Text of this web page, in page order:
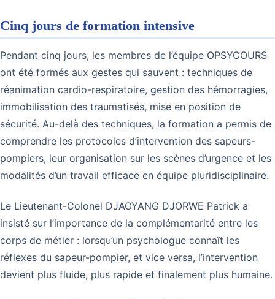
Cinq jours de formation intensive
Pendant cinq jours, les membres de l’équipe OPSYCOURS
ont été formés aux gestes qui sauvent : techniques de
réanimation cardio-respiratoire, gestion des hémorragies,
immobilisation des traumatisés, mise en position de
sécurité. Au-delà des techniques, la formation a permis de
comprendre les protocoles d’intervention des sapeurs-
pompiers, leur organisation sur les scènes d’urgence et les
modalités d’un travail efficace en équipe pluridisciplinaire.
Le Lieutenant-Colonel DJAOYANG DJORWE Patrick a
insisté sur l’importance de la complémentarité entre les
corps de métier : lorsqu’un psychologue connaît les
réflexes du sapeur-pompier, et vice versa, l’intervention
devient plus fluide, plus rapide et finalement plus humaine.